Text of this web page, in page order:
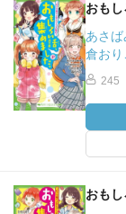
おも
あさ
倉お
245
おも